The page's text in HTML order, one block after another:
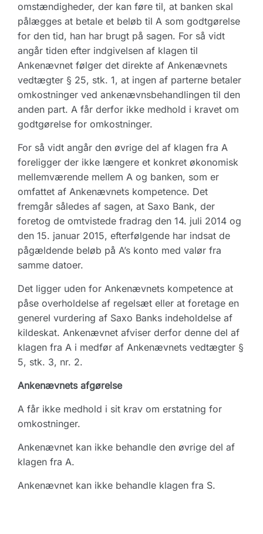
omstændigheder, der kan føre til, at banken skal
pålægges at betale et beløb til A som godtgørelse
for den tid, han har brugt på sagen. For så vidt
angår tiden efter indgivelsen af klagen til
Ankenævnet følger det direkte af Ankenævnets
vedtægter § 25, stk. 1, at ingen af parterne betaler
omkostninger ved ankenævnsbehandlingen til den
anden part. A får derfor ikke medhold i kravet om
godtgørelse for omkostninger.
For så vidt angår den øvrige del af klagen fra A
foreligger der ikke længere et konkret økonomisk
mellemværende mellem A og banken, som er
omfattet af Ankenævnets kompetence. Det
fremgår således af sagen, at Saxo Bank, der
foretog de omtvistede fradrag den 14. juli 2014 og
den 15. januar 2015, efterfølgende har indsat de
pågældende beløb på A’s konto med valør fra
samme datoer.
Det ligger uden for Ankenævnets kompetence at
påse overholdelse af regelsæt eller at foretage en
generel vurdering af Saxo Banks indeholdelse af
kildeskat. Ankenævnet afviser derfor denne del af
klagen fra A i medfør af Ankenævnets vedtægter §
5, stk. 3, nr. 2.
Ankenævnets afgørelse
A får ikke medhold i sit krav om erstatning for
omkostninger.
Ankenævnet kan ikke behandle den øvrige del af
klagen fra A.
Ankenævnet kan ikke behandle klagen fra S.